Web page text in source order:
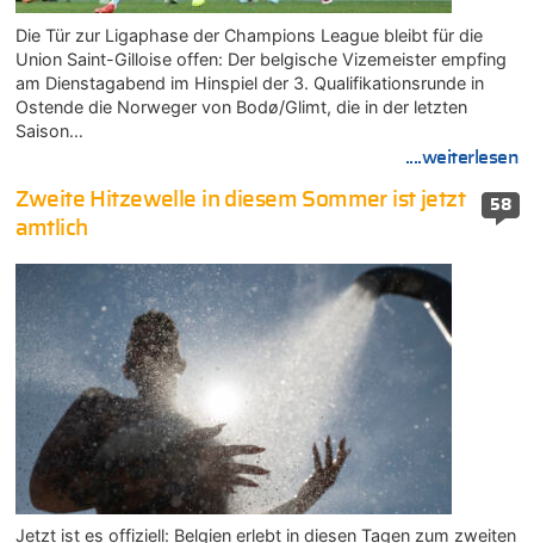
Die Tür zur Ligaphase der Champions League bleibt für die
Union Saint-Gilloise offen: Der belgische Vizemeister empfing
am Dienstagabend im Hinspiel der 3. Qualifikationsrunde in
Ostende die Norweger von Bodø/Glimt, die in der letzten
Saison…
....weiterlesen
58
Zweite Hitzewelle in diesem Sommer ist jetzt
amtlich
Jetzt ist es offiziell: Belgien erlebt in diesen Tagen zum zweiten